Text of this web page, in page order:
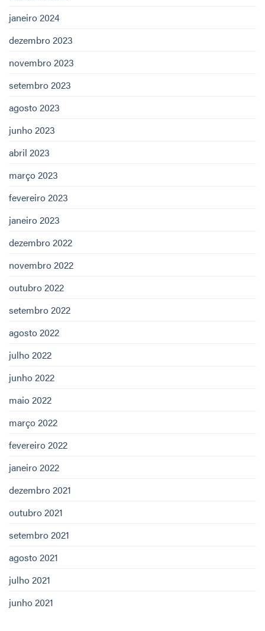
janeiro 2024
dezembro 2023
novembro 2023
setembro 2023
agosto 2023
junho 2023
abril 2023
março 2023
fevereiro 2023
janeiro 2023
dezembro 2022
novembro 2022
outubro 2022
setembro 2022
agosto 2022
julho 2022
junho 2022
maio 2022
março 2022
fevereiro 2022
janeiro 2022
dezembro 2021
outubro 2021
setembro 2021
agosto 2021
julho 2021
junho 2021